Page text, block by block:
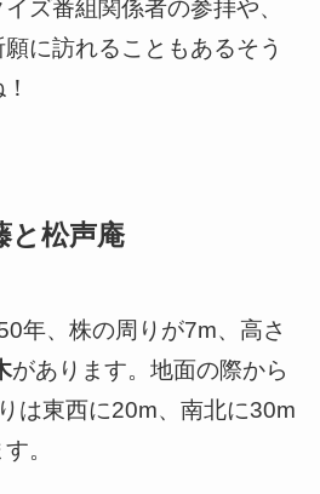
ズ番組関係者の参拝や、
に訪れることもあるそう
と松声庵
年、株の周りが7m、高さ
があります。地面の際から
は東西に20m、南北に30m
。